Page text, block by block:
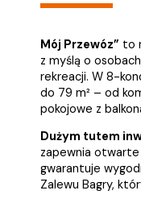
Mój Przewóz” to
z myślą o
rekreacji. W 8-
do 79 m² – od
pokojowe z
Dużym tutem
zapewnia otwarte
gwarantuje
Zalewu Bagry,